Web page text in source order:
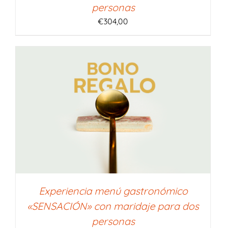
personas
€304,00
Experiencia menú gastronómico
«SENSACIÓN» con maridaje para dos
personas